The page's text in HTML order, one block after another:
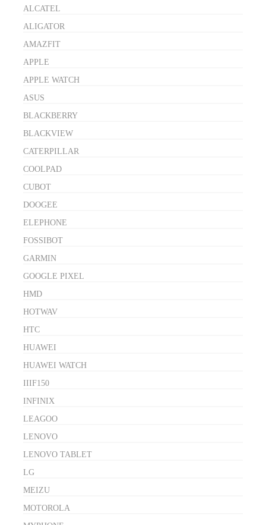
ALCATEL
ALIGATOR
AMAZFIT
APPLE
APPLE WATCH
ASUS
BLACKBERRY
BLACKVIEW
CATERPILLAR
COOLPAD
CUBOT
DOOGEE
ELEPHONE
FOSSIBOT
GARMIN
GOOGLE PIXEL
HMD
HOTWAV
HTC
HUAWEI
HUAWEI WATCH
IIIF150
INFINIX
LEAGOO
LENOVO
LENOVO TABLET
LG
MEIZU
MOTOROLA